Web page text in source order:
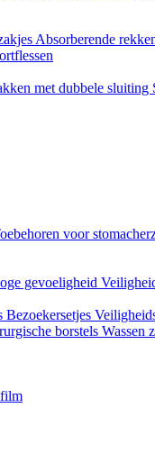
Absorberende
met dubbele sluiting
voor
gevoeligheid
Bezoekersetjes
borstels Wassen